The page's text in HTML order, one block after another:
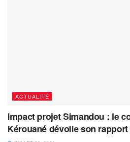
ACTUALITÉ
Impact projet Simandou : le
Kérouané dévoile son